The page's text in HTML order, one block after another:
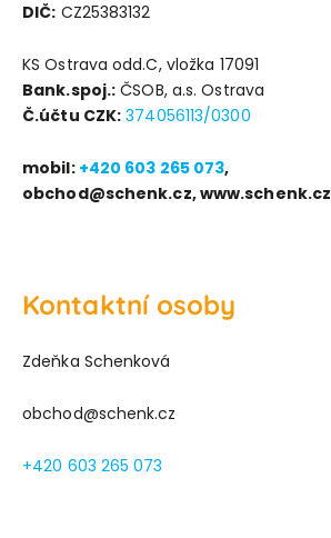
DIČ: CZ25383132
KS Ostrava odd.C, vložka 17091
Bank.spoj.: ČSOB, a.s. Ostrava
Č.účtu CZK: 374056113/0300
mobil: +420 603 265 073,
obchod@schenk.cz, www.schenk.cz
Kontaktní osoby
Zdeňka Schenková
obchod@schenk.cz
+420 603 265 073